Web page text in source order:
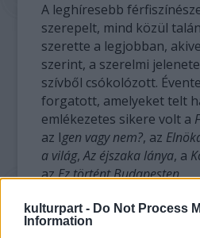
kulturpart - Do Not Process
Information
A leghíresebb
szerepelt, mind közül
szerette a legjobban,
szerint, a szerelmi
szívből csókolózott.
forgatott, amelyeket telt
emlékezetes sikere volt a
az Igen vagy nem?, az
a világ,Az éjszaka lánya, a
azEz történt Budapesten.
Öltözködésével divatot
számára az áhított ideált